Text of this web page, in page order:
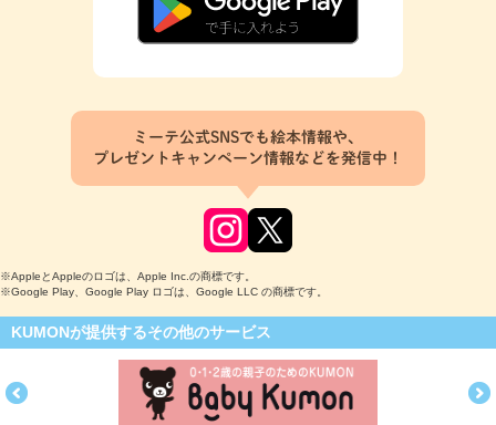
ミーテ公式SNSでも絵本情報や、
プレゼントキャンペーン情報などを発信中！
※AppleとAppleのロゴは、Apple Inc.の商標です。
※Google Play、Google Play ロゴは、Google LLC の商標です。
KUMONが提供するその他のサービス